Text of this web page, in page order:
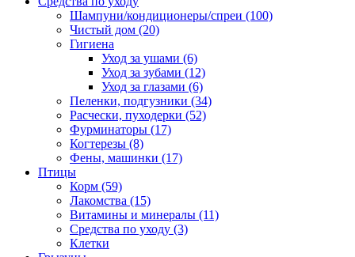
Шампуни/кондиционеры/спреи (100)
Чистый дом (20)
Гигиена
Уход за ушами (6)
Уход за зубами (12)
Уход за глазами (6)
Пеленки, подгузники (34)
Расчески, пуходерки (52)
Фурминаторы (17)
Когтерезы (8)
Фены, машинки (17)
Птицы
Корм (59)
Лакомства (15)
Витамины и минералы (11)
Средства по уходу (3)
Клетки